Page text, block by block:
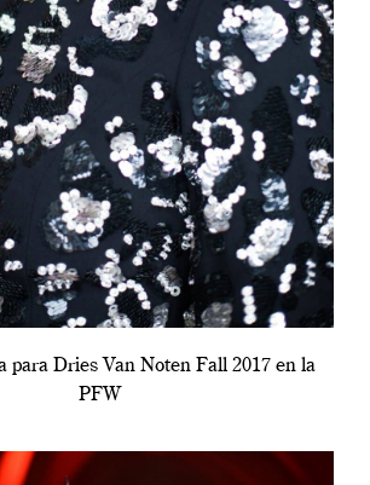
para Dries Van Noten Fall 2017 en la
PFW